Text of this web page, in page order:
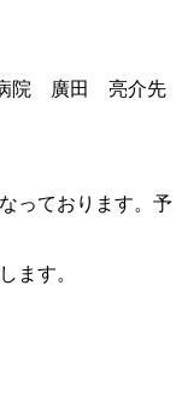
病院 廣田 亮介先
っております。予
ます。